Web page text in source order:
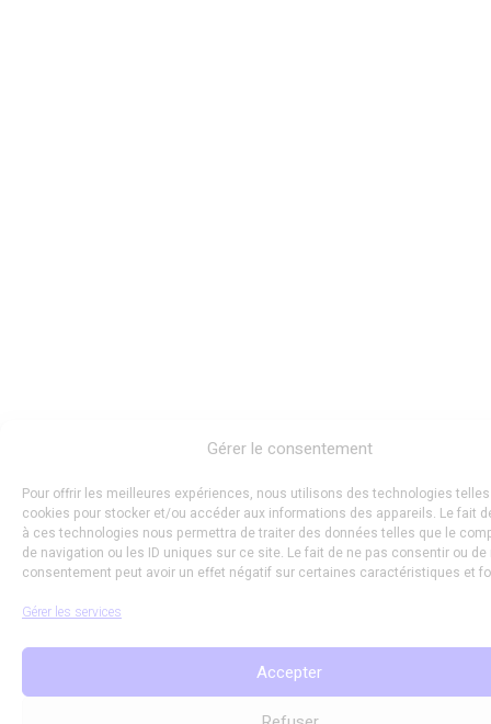
Gérer le consentement
Pour offrir les meilleures expériences, nous utilisons des technologies
cookies pour stocker et/ou accéder aux informations des appareils. Le fait
à ces technologies nous permettra de traiter des données telles que le
de navigation ou les ID uniques sur ce site. Le fait de ne pas consentir ou
consentement peut avoir un effet négatif sur certaines caractéristiques et
Gérer les services
Accepter